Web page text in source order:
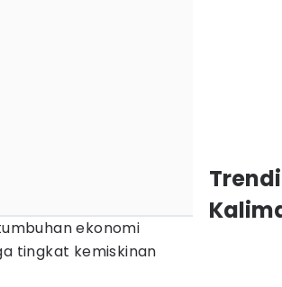
ekonomi
tingkat kemiskinan